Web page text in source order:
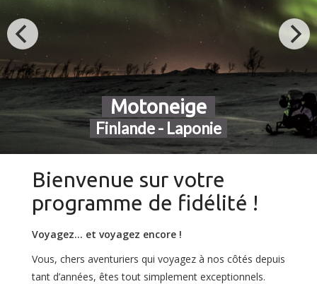
VOTRE PROGRAMME
DE FIDÉLITÉ VOYAGES
Motoneige
Finlande - Laponie
Bienvenue sur votre
programme de fidélité !
Voyagez… et voyagez encore !
Vous, chers aventuriers qui voyagez à nos côtés depuis
tant d’années, êtes tout simplement exceptionnels.